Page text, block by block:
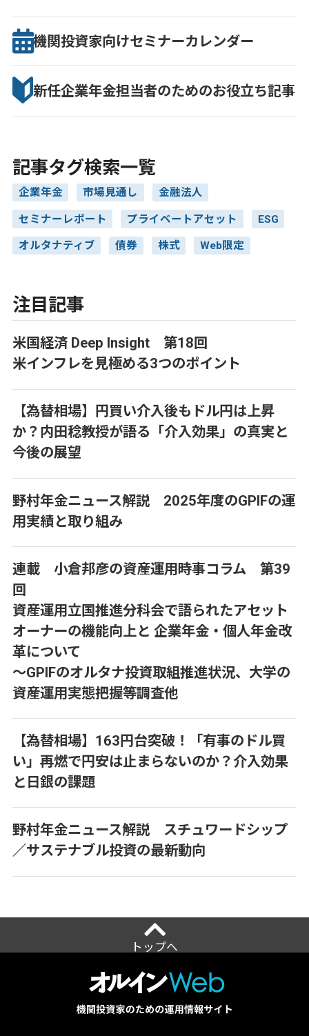
機関投資家向けセミナーカレンダー
新任企業年金担当者のためのお役立ち記事
記事タグ検索一覧
企業年金 市場見通し 金融法人
セミナーレポート プライベートアセット ESG
オルタナティブ 債券 株式 Web限定
注目記事
米国経済 Deep Insight 第18回
米インフレを見極める3つのポイント
【為替相場】円買い介入後もドル円は上昇
か？内田稔教授が語る「介入効果」の真実と
今後の展望
野村年金ニュース解説 2025年度のGPIFの運
用実績と取り組み
連載 小倉邦彦の資産運用時事コラム 第39
回
資産運用立国推進分科会で語られたアセット
オーナーの機能向上と 企業年金・個人年金改
革について
～GPIFのオルタナ投資取組推進状況、大学の
資産運用実態把握等調査他
【為替相場】163円台突破！「有事のドル買
い」再燃で円安は止まらないのか？介入効果
と日銀の課題
野村年金ニュース解説 スチュワードシップ
／サステナブル投資の最新動向
トップへ